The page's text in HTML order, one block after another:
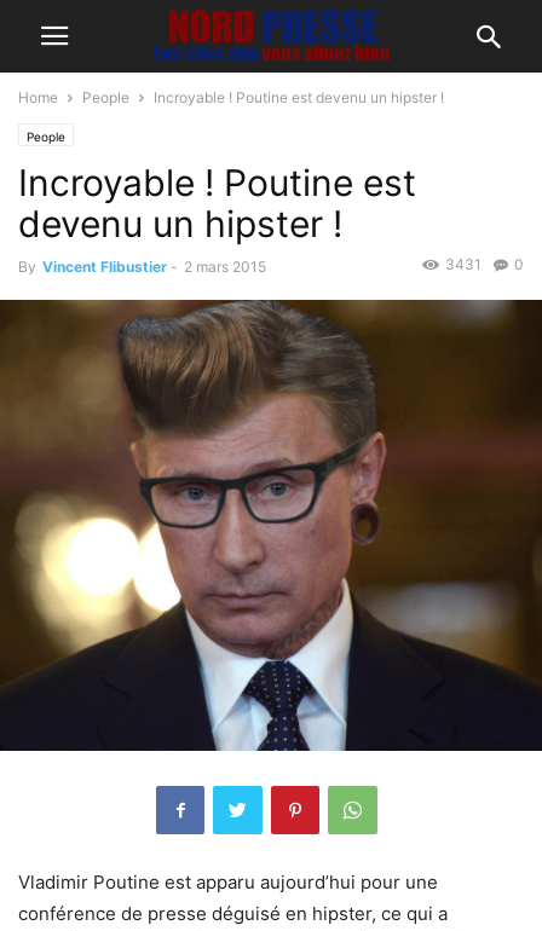
Home People Incroyable ! Poutine est devenu un hipster !
People
Incroyable ! Poutine est
devenu un hipster !
By Vincent Flibustier - 2 mars 2015 0
3431
Vladimir Poutine est apparu aujourd’hui pour une
conférence de presse déguisé en hipster, ce qui a